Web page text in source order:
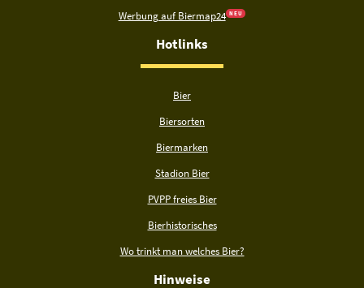
Werbung auf Biermap24 N E U
Hotlinks
Bier
Biersorten
Biermarken
Stadion Bier
PVPP freies Bier
Bierhistorisches
Wo trinkt man welches Bier?
Hinweise